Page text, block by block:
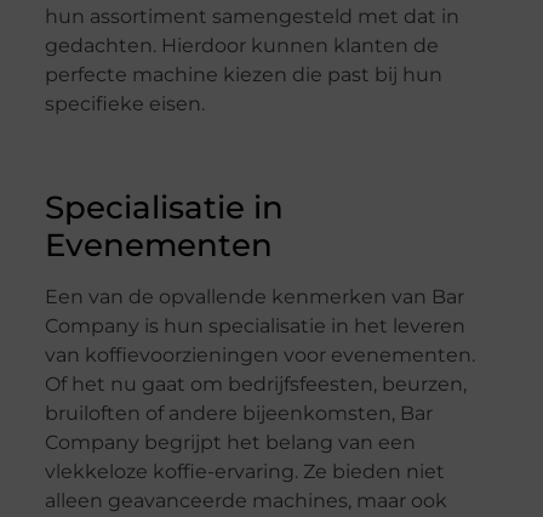
hun assortiment samengesteld met dat in
gedachten. Hierdoor kunnen klanten de
perfecte machine kiezen die past bij hun
specifieke eisen.
Specialisatie in
Evenementen
Een van de opvallende kenmerken van Bar
Company is hun specialisatie in het leveren
van koffievoorzieningen voor evenementen.
Of het nu gaat om bedrijfsfeesten, beurzen,
bruiloften of andere bijeenkomsten, Bar
Company begrijpt het belang van een
vlekkeloze koffie-ervaring. Ze bieden niet
alleen geavanceerde machines, maar ook